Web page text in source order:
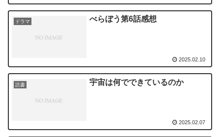
ドラマ べらぼう第6話感想
2025.02.10
読書 宇宙は何でできているのか
2025.02.07